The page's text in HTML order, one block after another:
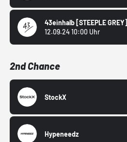
43einhalb [STEEPLE GREY]
12.09.24 10:00 Uhr
2nd Chance
StockX
Hypeneedz